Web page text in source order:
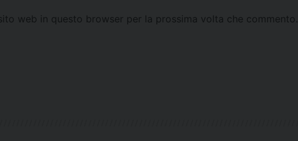
web in questo browser per la prossima volta che commento.